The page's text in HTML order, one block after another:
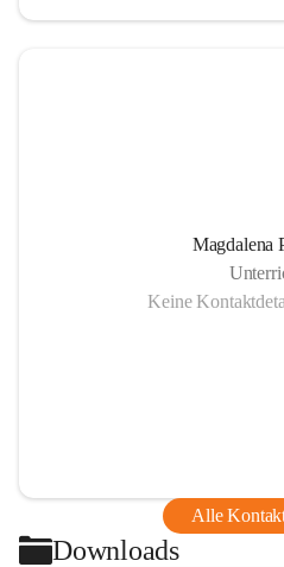
Magdalena
Keine
Alle
Downloads